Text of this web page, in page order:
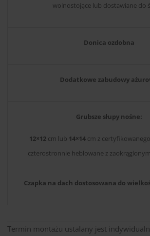
wolnostojące lub dostawiane do
Donica ozdobna
Dodatkowe zabudowy
Grubsze słupy nośne:
12×12 cm lub 14×14 cm z
czterostronnie heblowane z
Czapka na dach dostosowana do
Termin montażu ustalany jest